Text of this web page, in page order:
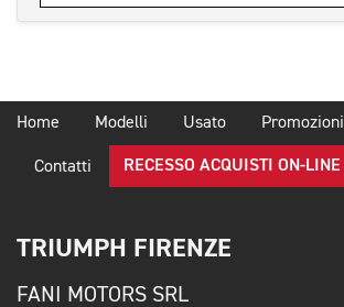
Home Modelli Usato Promozioni
Contatti RECESSO ACQUISTI ON-LINE
TRIUMPH FIRENZE
FANI MOTORS SRL